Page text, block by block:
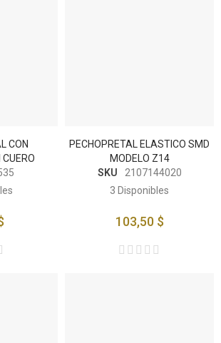
CON
PECHOPRETAL ELASTICO SMD
MODELO Z14
SKU
2107144020
3 Disponibles
103,50 $